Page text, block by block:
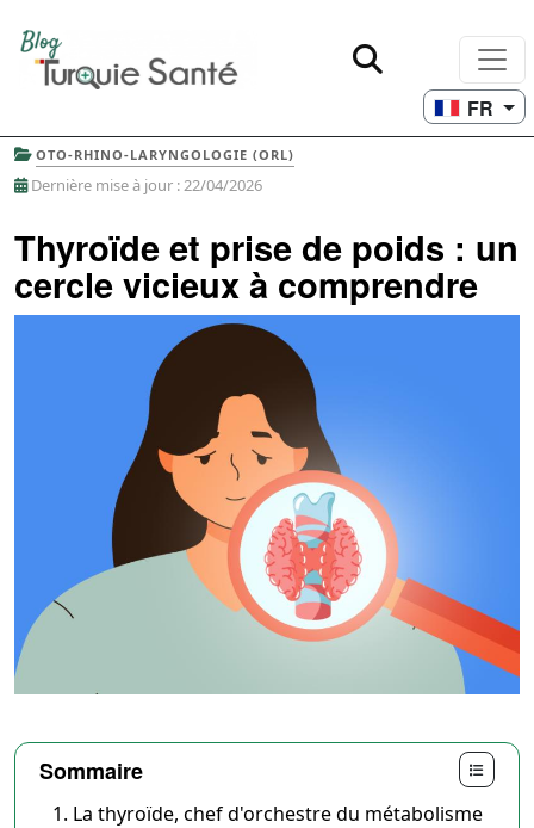
FR
OTO-RHINO-LARYNGOLOGIE (ORL)
Dernière mise à jour : 22/04/2026
Thyroïde et prise de poids : un
cercle vicieux à comprendre
Sommaire
La thyroïde, chef d'orchestre du métabolisme